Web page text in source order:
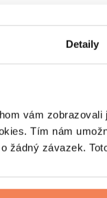
Detaily
vám
Tím nám
žádný závazek.